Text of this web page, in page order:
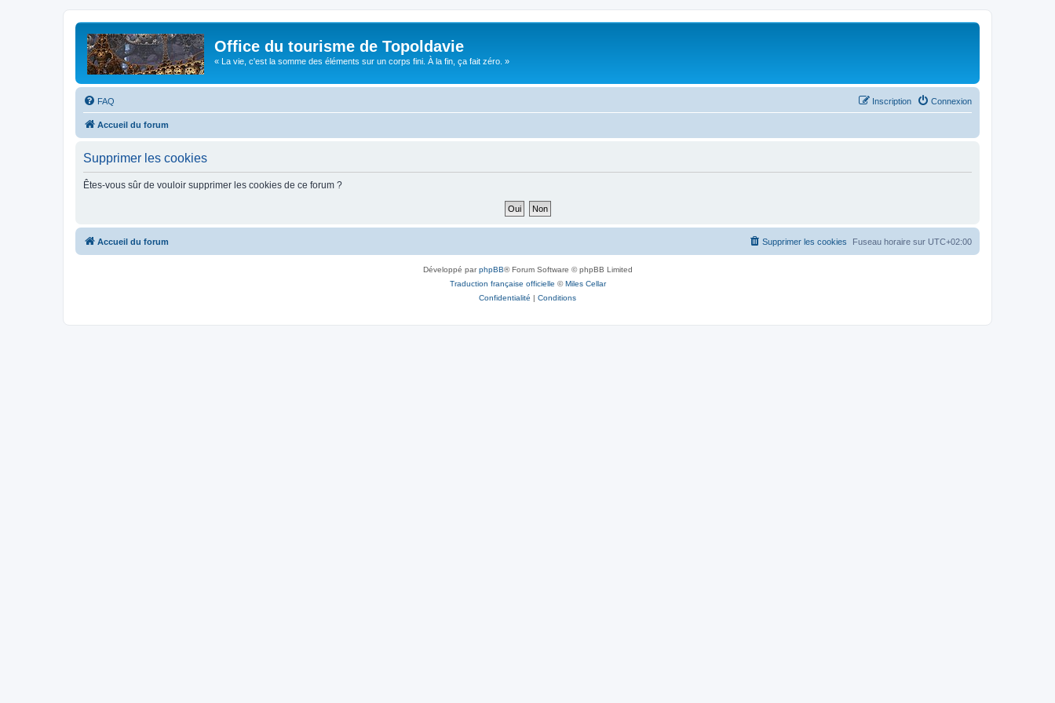
Office du tourisme de Topoldavie
« La vie, c'est la somme des éléments sur un corps fini. À la fin, ça fait zéro. »
FAQ Connexion
Inscription
Accueil du forum
Supprimer les cookies
Êtes-vous sûr de vouloir supprimer les cookies de ce forum ?
Accueil du forum Fuseau horaire sur UTC+02:00
Supprimer les cookies
Développé parphpBB® Forum Software © phpBB Limited
Traduction française officielle ©Miles Cellar
Confidentialité | Conditions